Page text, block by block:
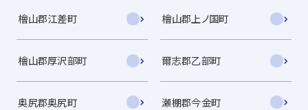
檜山郡江差町 檜山郡上ノ国町
檜山郡厚沢部町 爾志郡乙部町
奥尻郡奥尻町 瀬棚郡今金町